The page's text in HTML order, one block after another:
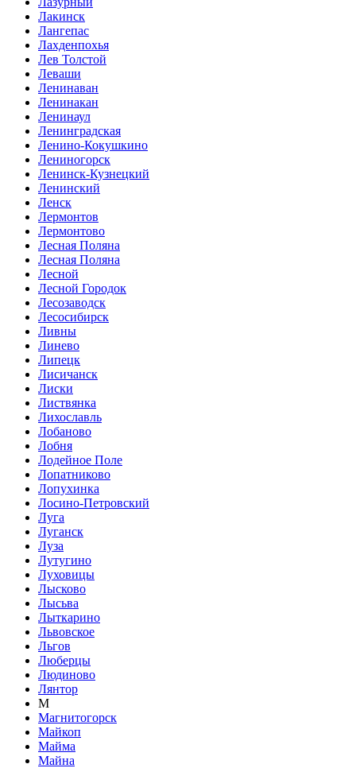
Лакинск
Лангепас
Лахденпохья
Лев Толстой
Леваши
Ленинаван
Ленинакан
Ленинаул
Ленинградская
Ленино-Кокушкино
Лениногорск
Ленинск-Кузнецкий
Ленинский
Ленск
Лермонтов
Лермонтово
Лесная Поляна
Лесная Поляна
Лесной
Лесной Городок
Лесозаводск
Лесосибирск
Ливны
Линево
Липецк
Лисичанск
Лиски
Листвянка
Лихославль
Лобаново
Лобня
Лодейное Поле
Лопатниково
Лопухинка
Лосино-Петровский
Луга
Луганск
Луза
Лутугино
Луховицы
Лысково
Лысьва
Лыткарино
Львовское
Льгов
Люберцы
Людиново
Лянтор
М
Магнитогорск
Майкоп
Майма
Майна